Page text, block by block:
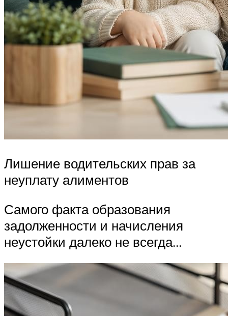
Лишение водительских прав за
неуплату алиментов
Самого факта образования
задолженности и начисления
неустойки далеко не всегда…